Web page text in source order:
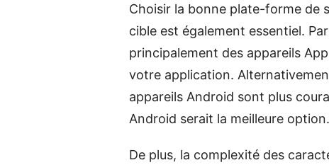
Choisir la bonne plate-forme de
cible est également essentiel.
principalement des appareils
votre application.
appareils Android sont plus
Android serait la meilleure option.
De plus, la complexité des